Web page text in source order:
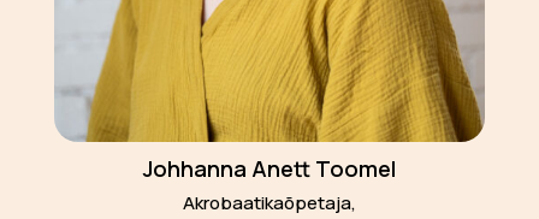
Johhanna Anett Toomel
Akrobaatikaõpetaja,